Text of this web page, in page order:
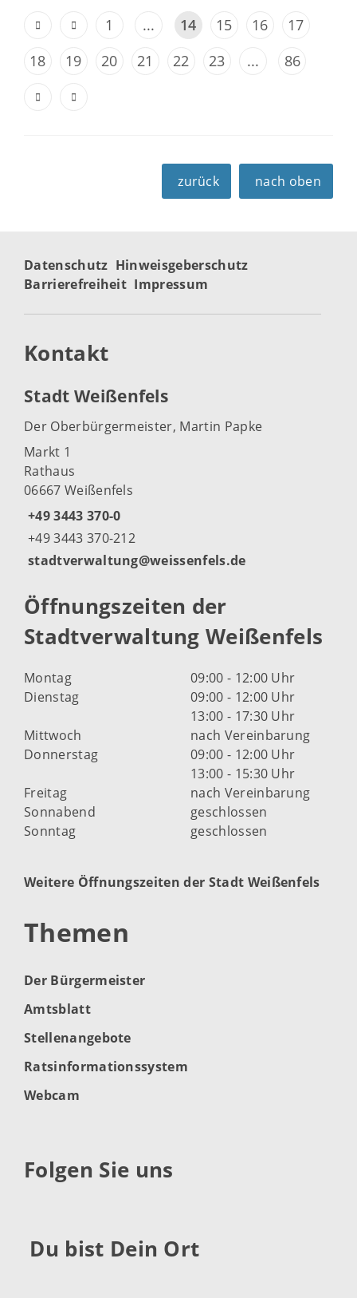
1 ... 14 15 16
17
18
19 20 21 22 23 ... 86
zurück nach oben
Datenschutz Hinweisgeberschutz
Barrierefreiheit Impressum
Kontakt
Stadt Weißenfels
Der Oberbürgermeister, Martin Papke
Markt 1
Rathaus
06667 Weißenfels
+49 3443 370-0
+49 3443 370-212
stadtverwaltung@weissenfels.de
Öffnungszeiten der
Stadtverwaltung Weißenfels
Montag
09:00 - 12:00 Uhr
Dienstag
09:00 - 12:00 Uhr
13:00 - 17:30 Uhr
Mittwoch
nach Vereinbarung
Donnerstag
09:00 - 12:00 Uhr
13:00 - 15:30 Uhr
Freitag
nach Vereinbarung
Sonnabend
geschlossen
Sonntag
geschlossen
Weitere Öffnungszeiten der Stadt Weißenfels
Themen
Der Bürgermeister
Amtsblatt
Stellenangebote
Ratsinformationssystem
Webcam
Folgen Sie uns
Du bist Dein Ort